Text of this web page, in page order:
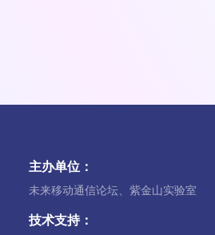
主办单位：
未来移动通信论坛、紫金山实验室
技术支持：